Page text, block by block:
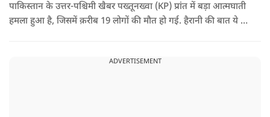
पाकिस्तान के उत्तर-पश्चिमी खैबर पख्तूनख्वा (KP) प्रांत में बड़ा आत्मघाती
हमला हुआ है, जिसमें क़रीब 19 लोगों की मौत हो गई. हैरानी की बात ये है
ADVERTISEMENT